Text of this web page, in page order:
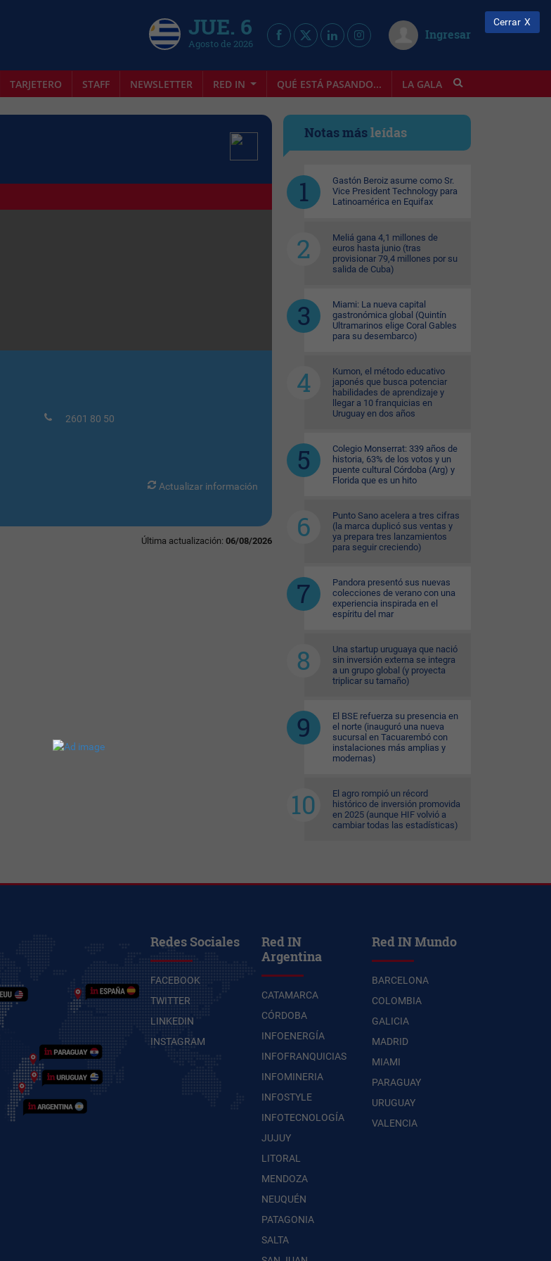
JUE. 6
Agosto de 2026
Ingresar
TARJETERO STAFF NEWSLETTER RED IN QUÉ ESTÁ PASANDO... LA GALA INFOSTYLE
2601 80 50
Actualizar información
Última actualización: 06/08/2026
Notas másleídas
Gastón Beroiz asume como Sr.
Vice President Technology para
Latinoamérica en Equifax
Meliá gana 4,1 millones de
euros hasta junio (tras
provisionar 79,4 millones por su
salida de Cuba)
Miami: La nueva capital
gastronómica global (Quintín
Ultramarinos elige Coral Gables
para su desembarco)
Kumon, el método educativo
japonés que busca potenciar
habilidades de aprendizaje y
llegar a 10 franquicias en
Uruguay en dos años
Colegio Monserrat: 339 años de
historia, 63% de los votos y un
puente cultural Córdoba (Arg) y
Florida que es un hito
Punto Sano acelera a tres cifras
(la marca duplicó sus ventas y
ya prepara tres lanzamientos
para seguir creciendo)
Pandora presentó sus nuevas
colecciones de verano con una
experiencia inspirada en el
espíritu del mar
Una startup uruguaya que nació
sin inversión externa se integra
a un grupo global (y proyecta
triplicar su tamaño)
El BSE refuerza su presencia en
el norte (inauguró una nueva
sucursal en Tacuarembó con
instalaciones más amplias y
modernas)
El agro rompió un récord
histórico de inversión promovida
en 2025 (aunque HIF volvió a
cambiar todas las estadísticas)
Redes Sociales
FACEBOOK
TWITTER
LINKEDIN
INSTAGRAM
Red IN
Argentina
CATAMARCA
CÓRDOBA
INFOENERGÍA
INFOFRANQUICIAS
INFOMINERIA
INFOSTYLE
INFOTECNOLOGÍA
JUJUY
LITORAL
MENDOZA
NEUQUÉN
PATAGONIA
SALTA
Red IN Mundo
BARCELONA
COLOMBIA
GALICIA
MADRID
MIAMI
PARAGUAY
URUGUAY
VALENCIA
Cerrar